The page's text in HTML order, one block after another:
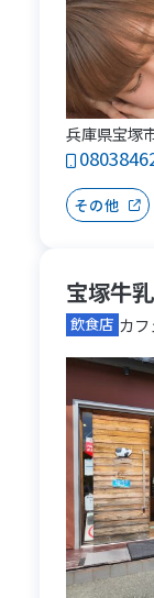
兵庫県宝塚
その他
宝塚牛
飲食店 カフ